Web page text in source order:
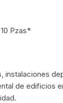
Pzas*
instalaciones
de edificios